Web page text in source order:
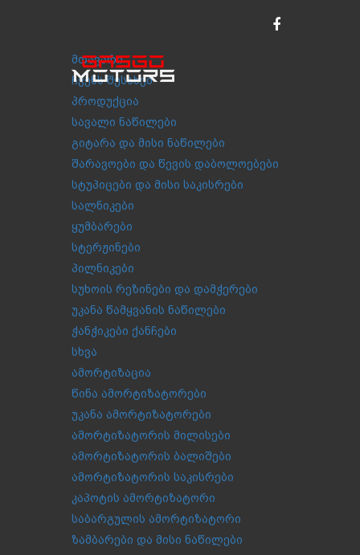
მთავარი
ჩვენს შესახებ
პროდუქცია
სავალი ნაწილები
გიტარა და მისი ნაწილები
შარავოები და წევის დაბოლოებები
სტუპიცები და მისი საკისრები
სალნიკები
ყუმბარები
სტერჟინები
პილნიკები
სუხოის რეზინები და დამჭერები
უკანა წამყვანის ნაწილები
ჭანჭიკები ქანჩები
სხვა
ამორტიზაცია
წინა ამორტიზატორები
უკანა ამორტიზატორები
ამორტიზატორის მილისები
ამორტიზატორის ბალიშები
ამორტიზატორის საკისრები
კაპოტის ამორტიზატორი
საბარგულის ამორტიზატორი
ზამბარები და მისი ნაწილები